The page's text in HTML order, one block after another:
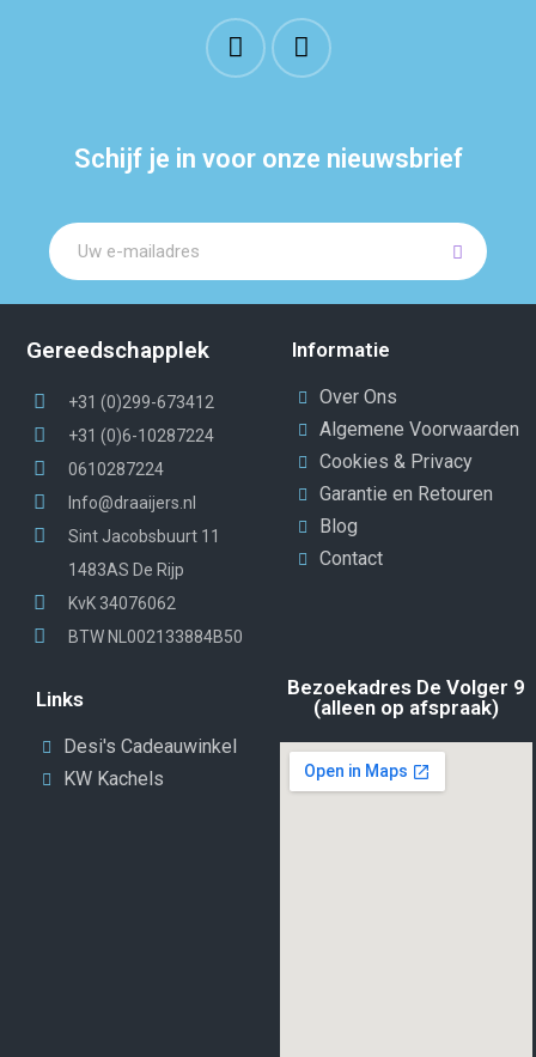
Schijf je in voor onze nieuwsbrief
Gereedschapplek
+31 (0)299-673412
+31 (0)6-10287224
0610287224
Info@draaijers.nl
Sint Jacobsbuurt 11
1483AS De Rijp
KvK 34076062
BTW NL002133884B50
Informatie
Over Ons
Algemene Voorwaarden
Cookies & Privacy
Garantie en Retouren
Blog
Contact
Links
Desi's Cadeauwinkel
KW Kachels
Bezoekadres De Volger 9
(alleen op afspraak)